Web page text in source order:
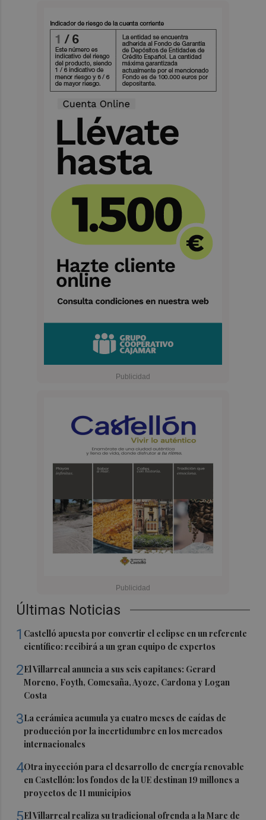
Últimas Noticias
1 Castelló apuesta por convertir el eclipse en un referente
científico: recibirá a un gran equipo de expertos
2El Villarreal anuncia a sus seis capitanes: Gerard
Moreno, Foyth, Comesaña, Ayoze, Cardona y Logan
Costa
3La cerámica acumula ya cuatro meses de caídas de
producción por la incertidumbre en los mercados
internacionales
4Otra inyección para el desarrollo de energía renovable
en Castellón: los fondos de la UE destinan 19 millones a
proyectos de 11 municipios
5El Villarreal realiza su tradicional ofrenda a la Mare de